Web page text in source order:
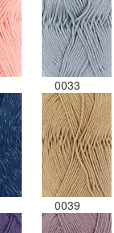
0033
0039